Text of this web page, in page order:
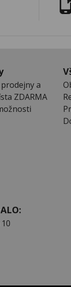
a
ZDARMA